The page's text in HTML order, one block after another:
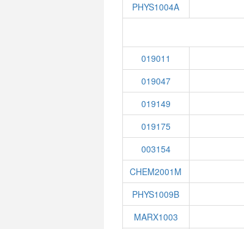
PHYS1004A
019011
019047
019149
019175
003154
CHEM2001M
PHYS1009B
MARX1003